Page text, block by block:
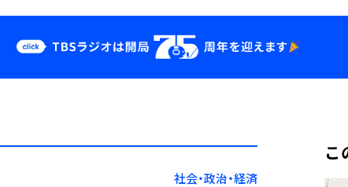
YouTube
会社情報社会・政治・経済
こ